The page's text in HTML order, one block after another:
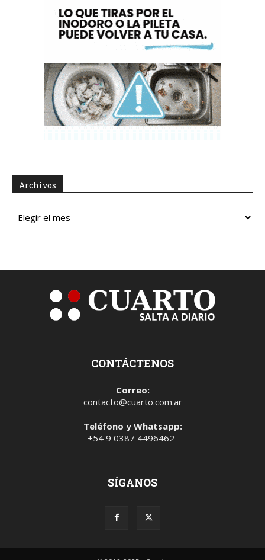
Archivos
Archivos
CONTÁCTENOS
Correo:
contacto@cuarto.com.ar
Teléfono y Whatsapp:
+54 9 0387 4496462
SÍGANOS